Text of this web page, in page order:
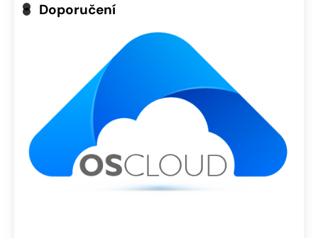
Doporučení